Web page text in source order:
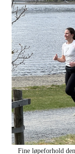
Fine løpeforhold